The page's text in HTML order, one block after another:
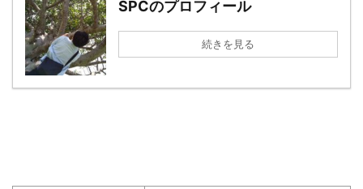
SPCのプロフィール
続きを見る